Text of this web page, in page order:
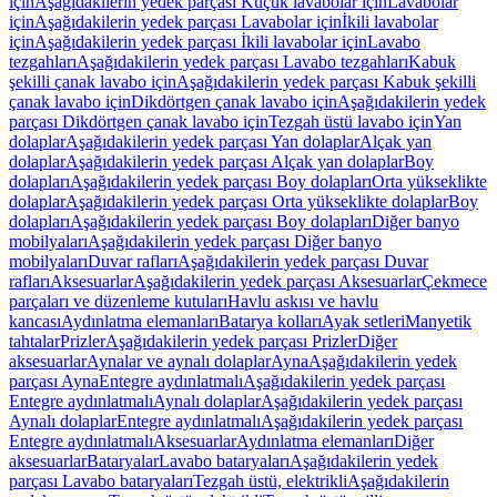
içinAşağıdakilerin yedek parçası Lavabolar içinİkili lavabolar
içinAşağıdakilerin yedek parçası İkili lavabolar içinLavabo
tezgahlarıAşağıdakilerin yedek parçası Lavabo tezgahlarıKabuk
şekilli çanak lavabo içinAşağıdakilerin yedek parçası Kabuk şekilli
çanak lavabo içinDikdörtgen çanak lavabo içinAşağıdakilerin yedek
parçası Dikdörtgen çanak lavabo içinTezgah üstü lavabo içinYan
dolaplarAşağıdakilerin yedek parçası Yan dolaplarAlçak yan
dolaplarAşağıdakilerin yedek parçası Alçak yan dolaplarBoy
dolaplarıAşağıdakilerin yedek parçası Boy dolaplarıOrta yükseklikte
dolaplarAşağıdakilerin yedek parçası Orta yükseklikte dolaplarBoy
dolaplarıAşağıdakilerin yedek parçası Boy dolaplarıDiğer banyo
mobilyalarıAşağıdakilerin yedek parçası Diğer banyo
mobilyalarıDuvar raflarıAşağıdakilerin yedek parçası Duvar
raflarıAksesuarlarAşağıdakilerin yedek parçası AksesuarlarÇekmece
parçaları ve düzenleme kutularıHavlu askısı ve havlu
kancasıAydınlatma elemanlarıBatarya kollarıAyak setleriManyetik
tahtalarPrizlerAşağıdakilerin yedek parçası PrizlerDiğer
aksesuarlarAynalar ve aynalı dolaplarAynaAşağıdakilerin yedek
parçası AynaEntegre aydınlatmalıAşağıdakilerin yedek parçası
Entegre aydınlatmalıAynalı dolaplarAşağıdakilerin yedek parçası
Aynalı dolaplarEntegre aydınlatmalıAşağıdakilerin yedek parçası
Entegre aydınlatmalıAksesuarlarAydınlatma elemanlarıDiğer
aksesuarlarBataryalarLavabo bataryalarıAşağıdakilerin yedek
parçası Lavabo bataryalarıTezgah üstü, elektrikliAşağıdakilerin